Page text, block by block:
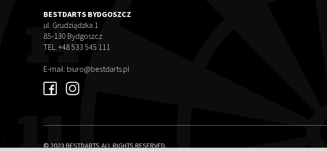
BESTDARTS BYDGOSZCZ
ul. Grudziądzka 1
85-130 Bydgoszcz
TEL. +48 533 545 111
E-mail: biuro@bestdarts.pl
© 2023 BESTDARTS ALL RIGHTS RESERVED.